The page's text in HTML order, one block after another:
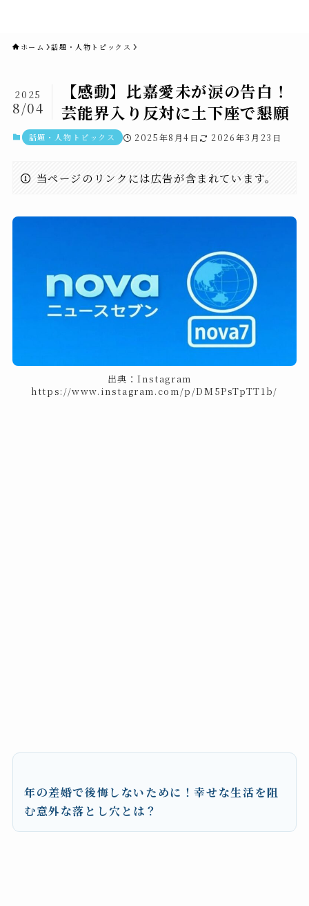
ホーム 話題・人物トピックス
【感動】比嘉愛未が涙の告白！
芸能界入り反対に土下座で懇願
2025
8/04
話題・人物トピックス 2025年8月4日 2026年3月23日
当ページのリンクには広告が含まれています。
出典：Instagram
https://www.instagram.com/p/DM5PsTpTT1b/
年の差婚で後悔しないために！幸せな生活を阻
む意外な落とし穴とは？